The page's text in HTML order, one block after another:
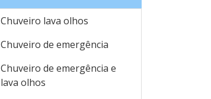
Chuveiro lava olhos
Chuveiro de emergência
Chuveiro de emergência e
lava olhos